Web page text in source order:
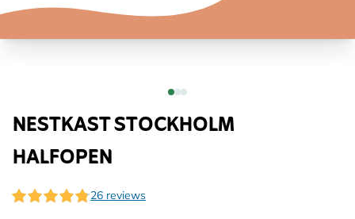
NESTKAST STOCKHOLM
HALFOPEN
26 reviews